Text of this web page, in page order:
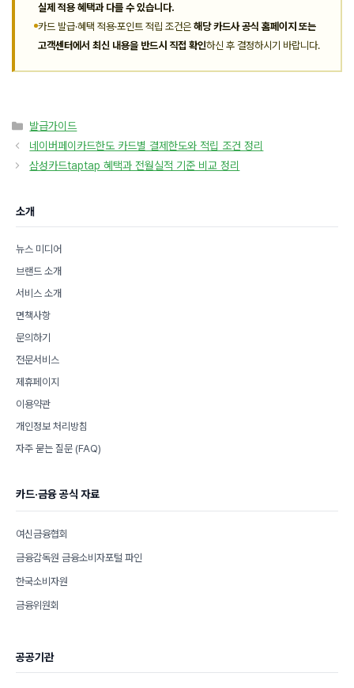
실제 적용 혜택과 다를 수 있습니다.
카드 발급·혜택 적용·포인트 적립 조건은 해당 카드사 공식 홈페이지 또는
고객센터에서 최신 내용을 반드시 직접 확인하신 후 결정하시기 바랍니다.
카
테
리
발급가이드
네이버페이카드한도 카드별 결제한도와 적립 조건 정리
삼성카드taptap 혜택과 전월실적 기준 비교 정리
소개
뉴스 미디어
브랜드 소개
서비스 소개
면책사항
문의하기
전문서비스
제휴페이지
이용약관
개인정보 처리방침
자주 묻는 질문 (FAQ)
카드·금융 공식 자료
여신금융협회
금융감독원 금융소비자포털 파인
한국소비자원
금융위원회
공공기관